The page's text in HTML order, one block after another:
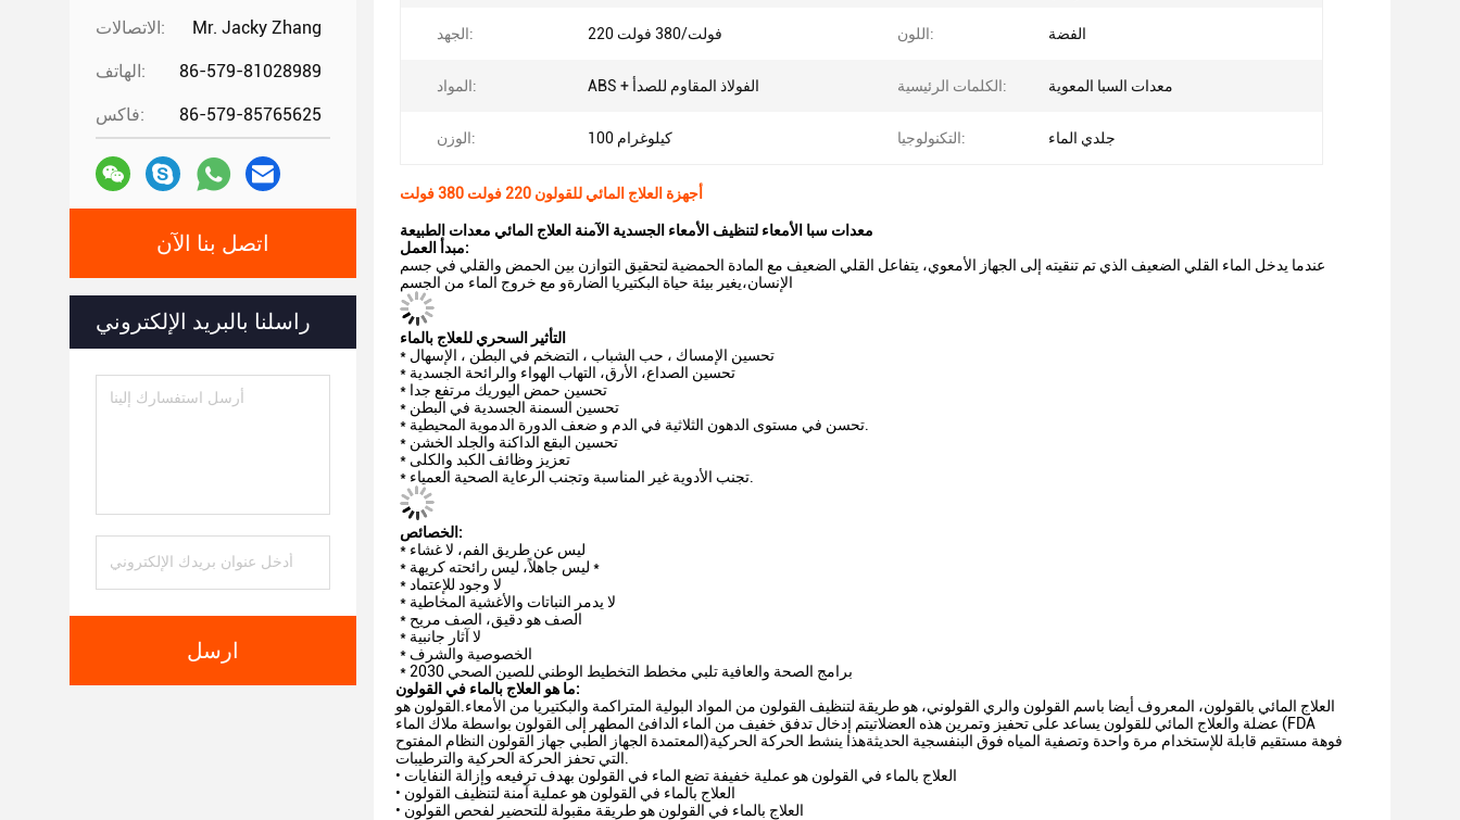
الاتصالات: Mr. Jacky Zhang
الهاتف: 86-579-81028989
فاكس: 86-579-85765625
اتصل بنا الآن
راسلنا بالبريد الإلكتروني
ارسل
الجهد: 220 فولت/380 فولت اللون: الفضة
المواد: ABS + الفولاذ المقاوم للصدأ الكلمات الرئيسية: معدات السبا المعوية
الوزن: 100 كيلوغرام التكنولوجيا: جلدي الماء
أجهزة العلاج المائي للقولون 220 فولت 380 فولت
معدات سبا الأمعاء لتنظيف الأمعاء الجسدية الآمنة العلاج المائي معدات الطبيعة
مبدأ العمل:
عندما يدخل الماء القلي الضعيف الذي تم تنقيته إلى الجهاز الأمعوي، يتفاعل القلي الضعيف مع المادة الحمضية لتحقيق التوازن بين الحمض والقلي في جسم
الإنسان،يغير بيئة حياة البكتيريا الضارةو مع خروج الماء من الجسم
التأثير السحري للعلاج بالماء
* تحسين الإمساك ، حب الشباب ، التضخم في البطن ، الإسهال
* تحسين الصداع، الأرق، التهاب الهواء والرائحة الجسدية
* تحسين حمض اليوريك مرتفع جدا
* تحسين السمنة الجسدية في البطن
* تحسن في مستوى الدهون الثلاثية في الدم و ضعف الدورة الدموية المحيطية.
* تحسين البقع الداكنة والجلد الخشن
* تعزيز وظائف الكبد والكلى
* تجنب الأدوية غير المناسبة وتجنب الرعاية الصحية العمياء.
الخصائص:
* ليس عن طريق الفم، لا غشاء
* ليس جاهلاً، ليس رائحته كريهة *
* لا وجود للإعتماد
* لا يدمر النباتات والأغشية المخاطية
* الصف هو دقيق، الصف مريح
* لا آثار جانبية
* الخصوصية والشرف
* برامج الصحة والعافية تلبي مخطط التخطيط الوطني للصين الصحي 2030
ما هو العلاج بالماء في القولون:
العلاج المائي بالقولون، المعروف أيضا باسم القولون والري القولوني، هو طريقة لتنظيف القولون من المواد البولية المتراكمة والبكتيريا من الأمعاء.القولون هو
عضلة والعلاج المائي للقولون يساعد على تحفيز وتمرين هذه العضلاتيتم إدخال تدفق خفيف من الماء الدافئ المطهر إلى القولون بواسطة ملاك الماء (FDA
المعتمدة الجهاز الطبي جهاز القولون النظام المفتوح)فوهة مستقيم قابلة للإستخدام مرة واحدة وتصفية المياه فوق البنفسجية الحديثةهذا ينشط الحركة الحركية
التي تحفز الحركة الحركية والترطيبات.
• العلاج بالماء في القولون هو عملية خفيفة تضع الماء في القولون بهدف ترفيعه وإزالة النفايات
• العلاج بالماء في القولون هو عملية آمنة لتنظيف القولون
• العلاج بالماء في القولون هو طريقة مقبولة للتحضير لفحص القولون